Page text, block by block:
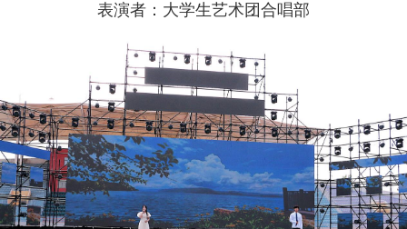
表演者：大学生艺术团合唱部